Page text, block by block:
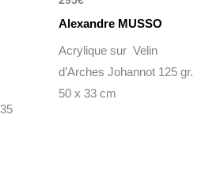
Alexandre MUSSO
Acrylique sur Velin
d’Arches Johannot 125 gr.
50 x 33 cm